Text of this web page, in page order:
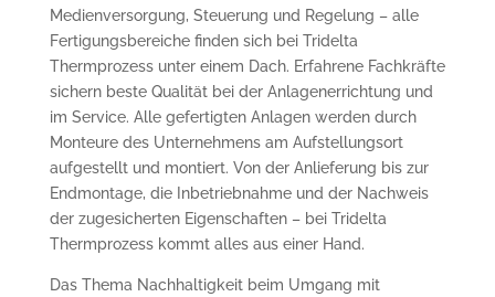
Medienversorgung, Steuerung und Regelung – alle
Fertigungsbereiche finden sich bei Tridelta
Thermprozess unter einem Dach. Erfahrene Fachkräfte
sichern beste Qualität bei der Anlagenerrichtung und
im Service. Alle gefertigten Anlagen werden durch
Monteure des Unternehmens am Aufstellungsort
aufgestellt und montiert. Von der Anlieferung bis zur
Endmontage, die Inbetriebnahme und der Nachweis
der zugesicherten Eigenschaften – bei Tridelta
Thermprozess kommt alles aus einer Hand.
Das Thema Nachhaltigkeit beim Umgang mit